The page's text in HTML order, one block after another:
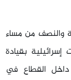
والنصف من مساء
إسرائيلية بقيادة
القطاع في